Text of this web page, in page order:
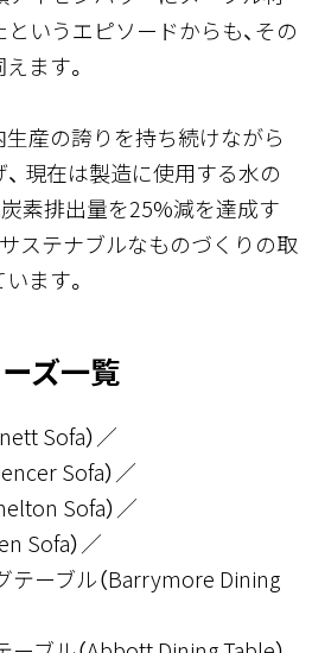
いうエピソードからも、その
ます。
産の誇りを持ち続けながら
現在は製造に使用する水の
素排出量を25%減を達成す
ステナブルなものづくりの取
ます。
ズ一覧
Sofa）
Sofa）
Sofa）
Sofa）
テーブル（Barrymore Dining